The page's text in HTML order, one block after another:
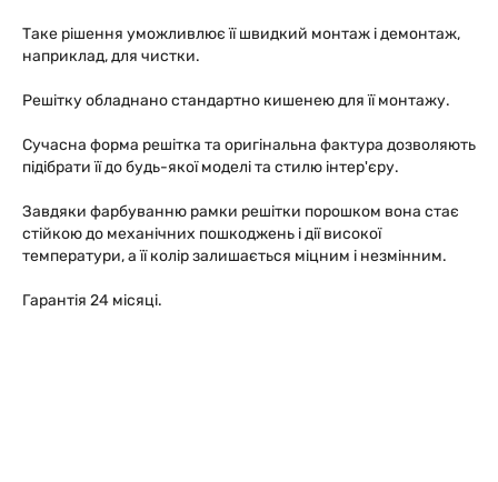
Таке рішення уможливлює її швидкий монтаж і демонтаж,
наприклад, для чистки.
Решітку обладнано стандартно кишенею для її монтажу.
Сучасна форма решітка та оригінальна фактура дозволяють
підібрати її до будь-якої моделі та стилю інтер'єру.
Завдяки фарбуванню рамки решітки порошком вона стає
стійкою до механічних пошкоджень і дії високої
температури, а її колір залишається міцним і незмінним.
Гарантія 24 місяці.